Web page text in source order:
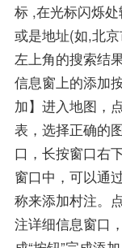
标 ,在光标闪烁
或是地址(如,北
左上角的搜索结
信息窗上的添加
加】进入地图，
表，选择正确的
口，长按窗口右
窗口中，可以通
称来添加村注。
注详细信息窗口